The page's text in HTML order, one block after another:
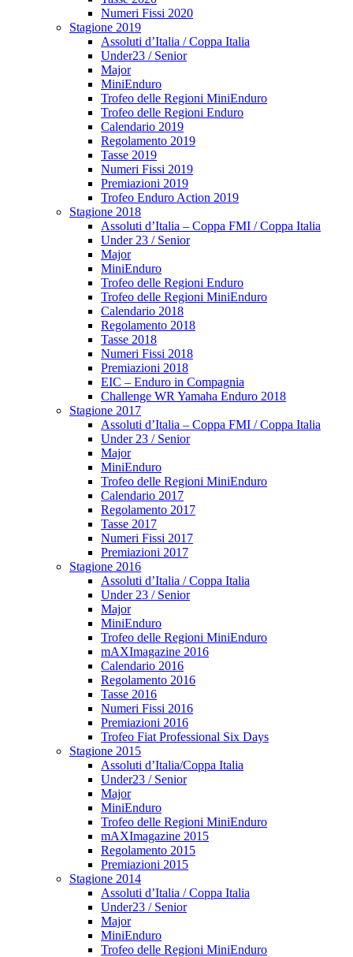
Numeri Fissi 2020
Stagione 2019
Assoluti d’Italia / Coppa Italia
Under23 / Senior
Major
MiniEnduro
Trofeo delle Regioni MiniEnduro
Trofeo delle Regioni Enduro
Calendario 2019
Regolamento 2019
Tasse 2019
Numeri Fissi 2019
Premiazioni 2019
Trofeo Enduro Action 2019
Stagione 2018
Assoluti d’Italia – Coppa FMI / Coppa Italia
Under 23 / Senior
Major
MiniEnduro
Trofeo delle Regioni Enduro
Trofeo delle Regioni MiniEnduro
Calendario 2018
Regolamento 2018
Tasse 2018
Numeri Fissi 2018
Premiazioni 2018
EIC – Enduro in Compagnia
Challenge WR Yamaha Enduro 2018
Stagione 2017
Assoluti d’Italia – Coppa FMI / Coppa Italia
Under 23 / Senior
Major
MiniEnduro
Trofeo delle Regioni MiniEnduro
Calendario 2017
Regolamento 2017
Tasse 2017
Numeri Fissi 2017
Premiazioni 2017
Stagione 2016
Assoluti d’Italia / Coppa Italia
Under 23 / Senior
Major
MiniEnduro
Trofeo delle Regioni MiniEnduro
mAXImagazine 2016
Calendario 2016
Regolamento 2016
Tasse 2016
Numeri Fissi 2016
Premiazioni 2016
Trofeo Fiat Professional Six Days
Stagione 2015
Assoluti d’Italia/Coppa Italia
Under23 / Senior
Major
MiniEnduro
Trofeo delle Regioni MiniEnduro
mAXImagazine 2015
Regolamento 2015
Premiazioni 2015
Stagione 2014
Assoluti d’Italia / Coppa Italia
Under23 / Senior
Major
MiniEnduro
Trofeo delle Regioni MiniEnduro